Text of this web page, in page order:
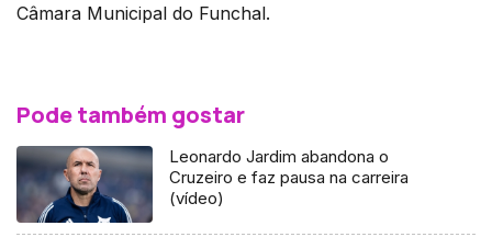
Câmara Municipal do Funchal.
Pode também gostar
Leonardo Jardim abandona o
Cruzeiro e faz pausa na carreira
(vídeo)